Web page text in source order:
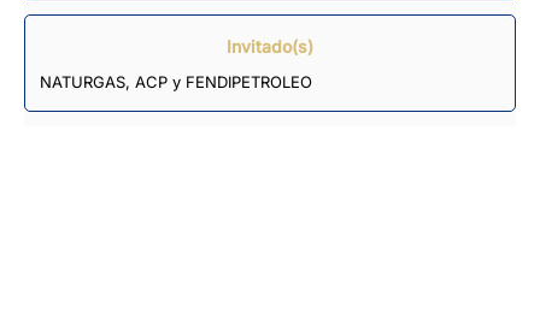
Invitado(s)
NATURGAS, ACP y FENDIPETROLEO